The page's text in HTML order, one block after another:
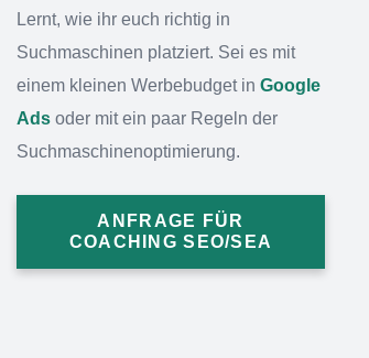
Lernt, wie ihr euch richtig in
Suchmaschinen platziert. Sei es mit
einem kleinen Werbebudget in Google
Ads oder mit ein paar Regeln der
Suchmaschinenoptimierung.
ANFRAGE FÜR
COACHING SEO/SEA